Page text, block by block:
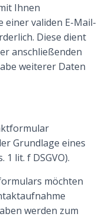
Ihnen
einer validen E-Mail-
Diese dient
anschließenden
weiterer Daten
Grundlage eines
lit. f DSGVO).
möchten
werden zum